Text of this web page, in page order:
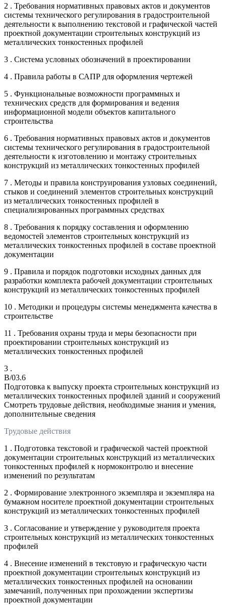
2 . Требования нормативных правовых актов и документов
системы технического регулирования в градостроительной
деятельности к выполнению текстовой и графической частей
проектной документации строительных конструкций из
металлических тонкостенных профилей
3 . Система условных обозначений в проектировании
4 . Правила работы в САПР для оформления чертежей
5 . Функциональные возможности программных и
технических средств для формирования и ведения
информационной модели объектов капитального
строительства
6 . Требования нормативных правовых актов и документов
системы технического регулирования в градостроительной
деятельности к изготовлению и монтажу строительных
конструкций из металлических тонкостенных профилей
7 . Методы и правила конструирования узловых соединений,
стыков и соединений элементов строительных конструкций
из металлических тонкостенных профилей в
специализированных программных средствах
8 . Требования к порядку составления и оформлению
ведомостей элементов строительных конструкций из
металлических тонкостенных профилей в составе проектной
документации
9 . Правила и порядок подготовки исходных данных для
разработки комплекта рабочей документации строительных
конструкций из металлических тонкостенных профилей
10 . Методики и процедуры системы менеджмента качества в
строительстве
11 . Требования охраны труда и меры безопасности при
проектировании строительных конструкций из
металлических тонкостенных профилей
3 .
B/03.6
Подготовка к выпуску проекта строительных конструкций из
металлических тонкостенных профилей зданий и сооружений
Смотреть трудовые действия, необходимые знания и умения,
дополнительные сведения
Трудовые действия
1 . Подготовка текстовой и графической частей проектной
документации строительных конструкций из металлических
тонкостенных профилей к нормоконтролю и внесение
изменений по результатам
2 . Формирование электронного экземпляра и экземпляра на
бумажном носителе проектной документации строительных
конструкций из металлических тонкостенных профилей
3 . Согласование и утверждение у руководителя проекта
строительных конструкций из металлических тонкостенных
профилей
4 . Внесение изменений в текстовую и графическую части
проектной документации строительных конструкций из
металлических тонкостенных профилей на основании
замечаний, полученных при прохождении экспертизы
проектной документации